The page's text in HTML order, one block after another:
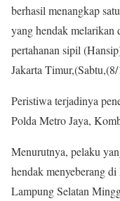
berhasil menangkap
yang hendak melarikan
pertahanan sipil
Jakarta
Peristiwa terjadinya
Polda Metro Jaya,
Menurutnya, pelaku
hendak menyeberang
Lampung Selatan